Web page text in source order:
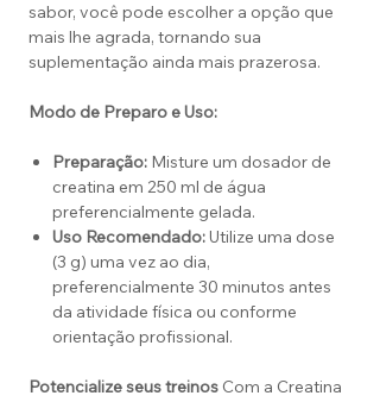
sabor, você pode escolher a opção que
mais lhe agrada, tornando sua
suplementação ainda mais prazerosa.
Modo de Preparo e Uso:
Preparação: Misture um dosador de
creatina em 250 ml de água
preferencialmente gelada.
Uso Recomendado:Utilize uma dose
(3 g) uma vez ao dia,
preferencialmente 30 minutos antes
da atividade física ou conforme
orientação profissional.
Potencialize seus treinos Com a Creatina